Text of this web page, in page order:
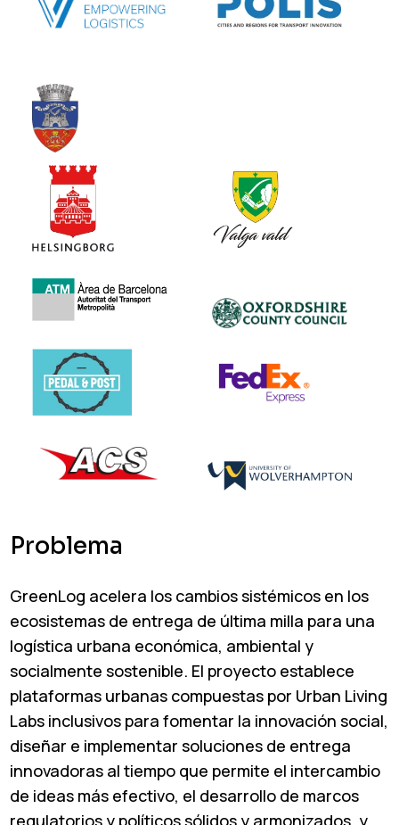
Problema
GreenLog acelera los cambios sistémicos en los
ecosistemas de entrega de última milla para una
logística urbana económica, ambiental y
socialmente sostenible. El proyecto establece
plataformas urbanas compuestas por Urban Living
Labs inclusivos para fomentar la innovación social,
diseñar e implementar soluciones de entrega
innovadoras al tiempo que permite el intercambio
de ideas más efectivo, el desarrollo de marcos
regulatorios y políticos sólidos y armonizados, y